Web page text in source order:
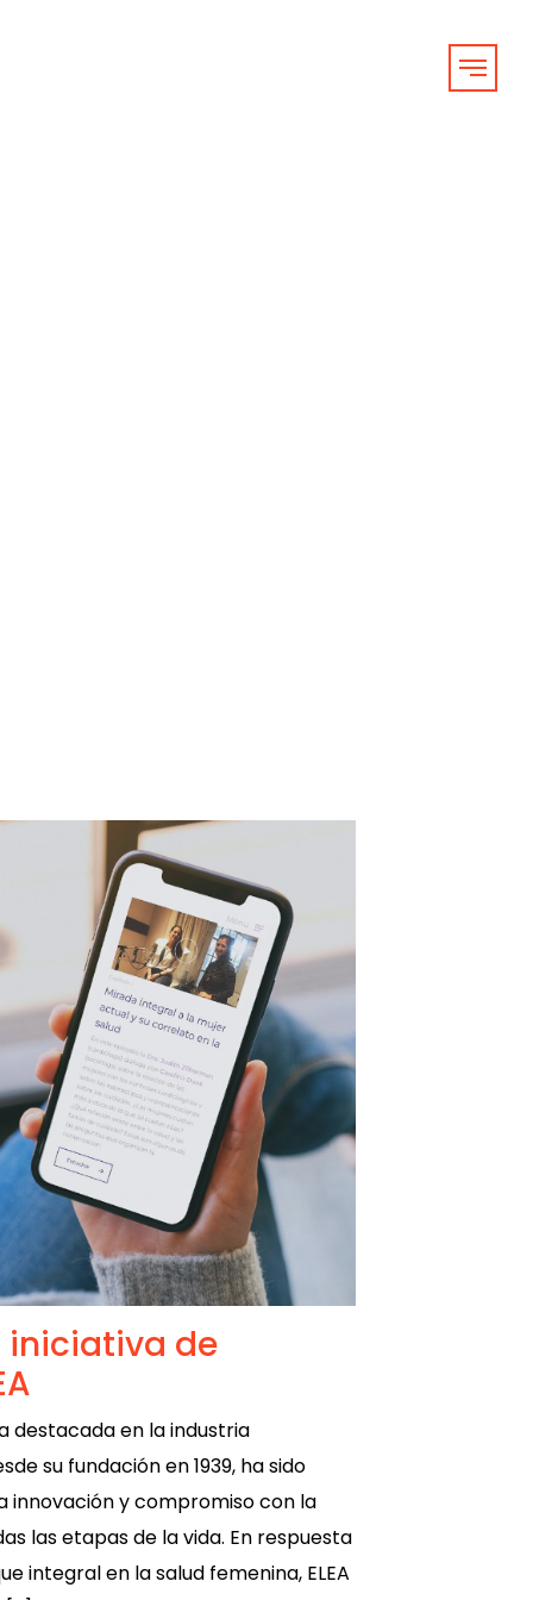
iniciativa de
destacada en la industria
su fundación en 1939, ha sido
innovación y compromiso con la
las etapas de la vida. En respuesta
integral en la salud femenina, ELEA